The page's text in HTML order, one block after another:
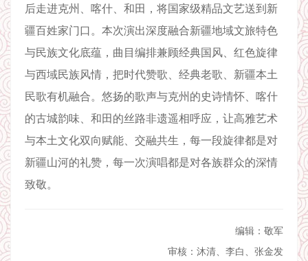
后走进克州、喀什、和田，将国家级精品文艺送到新
疆百姓家门口。本次演出深度融合新疆地域文旅特色
与民族文化底蕴，曲目编排兼顾经典国风、红色旋律
与西域民族风情，把时代赞歌、经典老歌、新疆本土
民歌有机融合。悠扬的歌声与克州的史诗情怀、喀什
的古城韵味、和田的丝路非遗遥相呼应，让高雅艺术
与本土文化双向赋能、交融共生，每一段旋律都是对
新疆山河的礼赞，每一次演唱都是对各族群众的深情
致敬。
编辑：敬军
审核：沐清、李白、张金发